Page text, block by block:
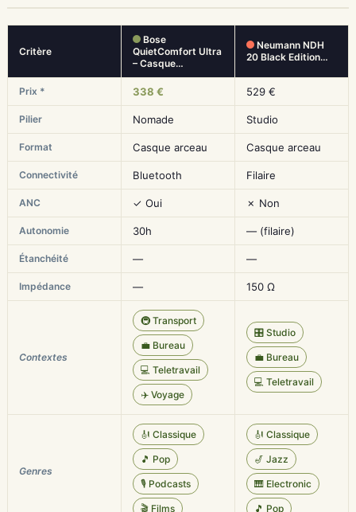
Critère
Bose
QuietComfort Ultra
– Casque…
Neumann NDH
20 Black Edition…
Prix * 338 € 529 €
Pilier Nomade Studio
Format Casque arceau Casque arceau
Connectivité Bluetooth Filaire
ANC ✓ Oui ✗ Non
Autonomie 30h — (filaire)
Étanchéité — —
Impédance — 150 Ω
Contextes
🚇 Transport
💼 Bureau
💻 Teletravail
✈️ Voyage
🎛️ Studio
💼 Bureau
💻 Teletravail
Genres
🎻 Classique
🎵 Pop
🎙️ Podcasts
🎬 Films
🎻 Classique
🎷 Jazz
🎹 Electronic
🎵 Pop